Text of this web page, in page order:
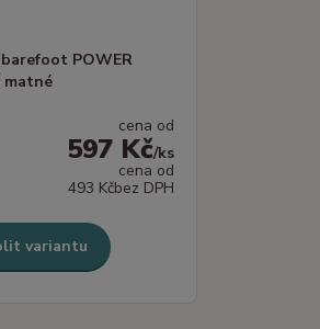
POWER
matné
cena od
597 Kč/ks
cena od
493 Kčbez DPH
variantu